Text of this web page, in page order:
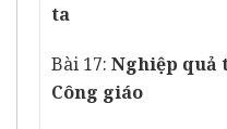
ta
Bài 17: Nghiệp quả
Công giáo